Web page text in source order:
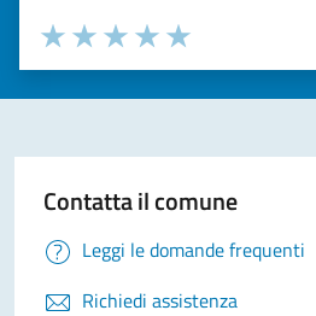
Valuta la chiarezza delle informazioni
Seleziona il numero di stelle per
Valuta 5 stelle su
Valuta 4 stelle su 5
Valuta 3 stelle su 5
Valuta 2 stelle su 5
Valuta 1 stelle su 5
Contatta il comune
Leggi le domande frequenti
Richiedi assistenza